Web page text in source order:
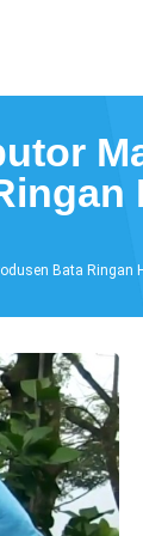
Bata Ringan